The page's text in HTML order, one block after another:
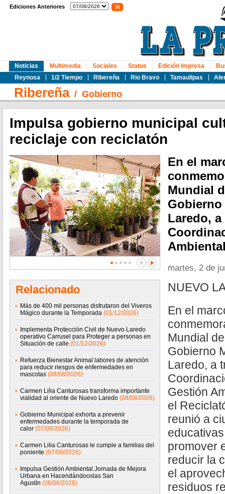
Ediciones Anteriores
Noticias
Reynosa
1/2 Tiempo Ribereña Rio Bravo Tamaulipas
Multimedia Sociales Status Edición Impresa
Ribereña/ Gobierno
Impulsa gobierno municipal
reciclaje con reciclatón
Relacionado
Más de 400 mil personas disfrutaron del Viveros
Mágico durante la Temporada (01/12/2026)
Implementa Protección Civil de Nuevo Laredo
operativo Carrusel para Proteger a personas en
Situación de calle (01/12/2026)
Refuerza Bienestar Animal labores de atención
para reducir riesgos de enfermedades en
mascotas (08/08/2026)
Carmen Lilia Canturosas transforma importante
vialidad al oriente de Nuevo Laredo (08/08/2026)
Gobierno Municipal exhorta a prevenir
enfermedades durante la temporada de
calor (07/08/2026)
Carmen Lilia Canturosas le cumple a familias del
poniente (07/08/2026)
Impulsa Gestión Ambiental Jornada de Mejora
Urbana en Hacendándooslas San
Agustín (06/08/2026)
En el
Mundial
Laredo,
martes, 2 de
NUEVO
En el
Mundial
Gobierno
Laredo, a
Gestión
el
reunió a
promover
reducir la
el
residuos